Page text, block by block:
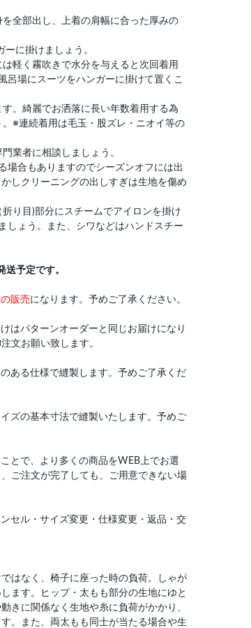
全部出し、上着の肩幅に合った厚みの
に掛けましょう。
軽く霧吹きで水分を与えると次回着用
呂場にスーツをハンガーに掛けて置くこ
。綺麗でお洒落に長い年数着用する為
※連続着用は毛玉・股ズレ・ニオイ等の
業者に相談しましょう。
場合もありますのでシーズンオフには出
しクリーニングの出しすぎは生地を傷め
り目)部分にスチームでアイロンを掛け
しょう。また、シワなどはハンドスチー
予定です。
販売になります。予めご了承ください。
はパターンオーダーと同じお届けになり
文お願い致します。
ある仕様で縫製します。予めご了承くだ
ズの基本寸法で縫製いたします。予めご
とで、より多くの商品をWEB上でお選
ご注文が完了しても、ご用意できない場
セル・サイズ変更・仕様変更・返品・交
はなく、椅子に座った時の負荷。しゃが
ます。ヒップ・太もも部分の生地にゆと
きに関係なく生地や糸に負荷がかかり、
。また、両太もも同士が当たる場合や生